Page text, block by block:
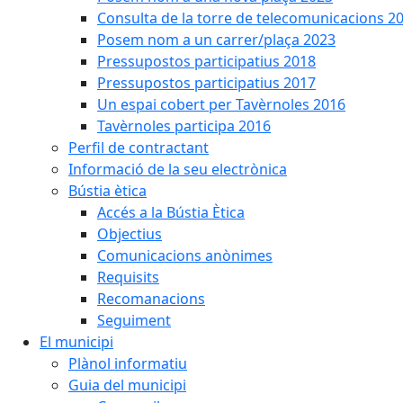
Consulta de la torre de telecomunicacions
Posem nom a un carrer/plaça 2023
Pressupostos participatius 2018
Pressupostos participatius 2017
Un espai cobert per Tavèrnoles 2016
Tavèrnoles participa 2016
Perfil de contractant
Informació de la seu electrònica
Bústia ètica
Accés a la Bústia Ètica
Objectius
Comunicacions anònimes
Requisits
Recomanacions
Seguiment
El municipi
Plànol informatiu
Guia del municipi